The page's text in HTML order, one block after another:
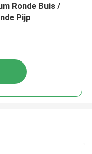
Ronde Buis /
Pijp